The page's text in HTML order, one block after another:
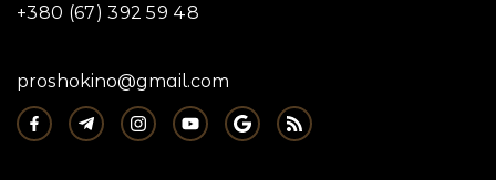
+380 (67) 392 59 48
proshokino@gmail.com